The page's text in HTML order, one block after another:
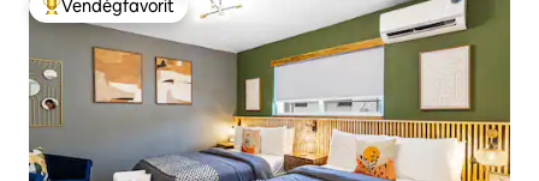
Kiemelt vendégfavorit
Vendégfavorit